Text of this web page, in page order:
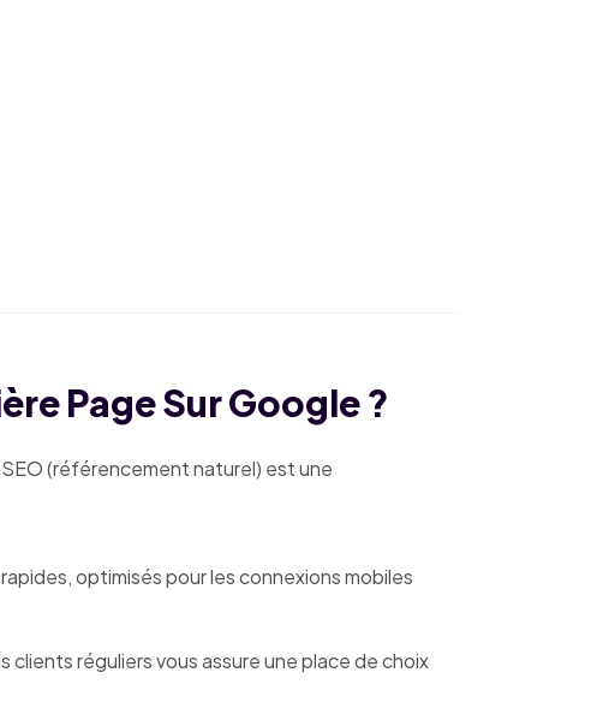
Page Sur Google ?
SEO (référencement naturel) est une
optimisés pour les connexions mobiles
réguliers vous assure une place de choix